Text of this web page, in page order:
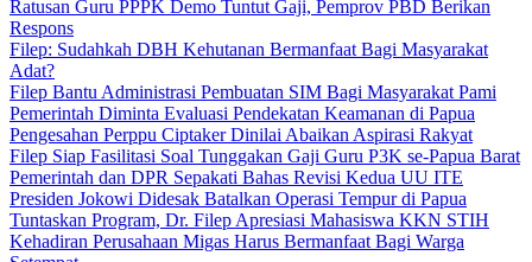
Ratusan Guru PPPK Demo Tuntut Gaji, Pemprov PBD Berikan
Respons
Filep: Sudahkah DBH Kehutanan Bermanfaat Bagi Masyarakat
Adat?
Filep Bantu Administrasi Pembuatan SIM Bagi Masyarakat Pami
Pemerintah Diminta Evaluasi Pendekatan Keamanan di Papua
Pengesahan Perppu Ciptaker Dinilai Abaikan Aspirasi Rakyat
Filep Siap Fasilitasi Soal Tunggakan Gaji Guru P3K se-Papua Barat
Pemerintah dan DPR Sepakati Bahas Revisi Kedua UU ITE
Presiden Jokowi Didesak Batalkan Operasi Tempur di Papua
Tuntaskan Program, Dr. Filep Apresiasi Mahasiswa KKN STIH
Kehadiran Perusahaan Migas Harus Bermanfaat Bagi Warga